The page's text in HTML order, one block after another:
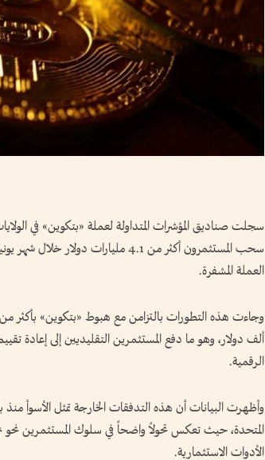
سجلت صناديق المؤشرات المتداولة لعملة «بتكوين» في
سحب المستثمرون أكثر من 4.1
العملة المشفرة.
ألف دولار، وهو ما دفع المستثمرين التقليديين إلى إعادة
الرقمية.
وأظهرت البيانات أن هذه التدفقات الخارجة تمثل الأسوأ منذ
المتحدة، حيث تعكس تحولاً واضحاً في سلوك المستثمرين نحو
الأدوات الاستثمارية.